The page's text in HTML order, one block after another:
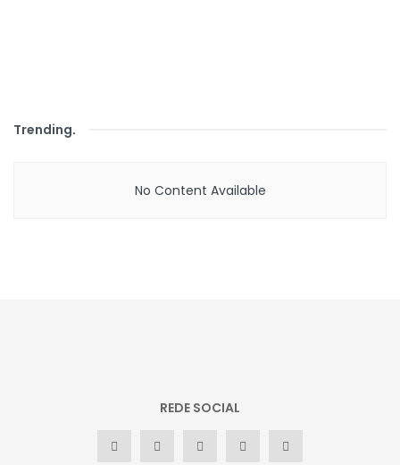
Trending.
No Content Available
REDE SOCIAL